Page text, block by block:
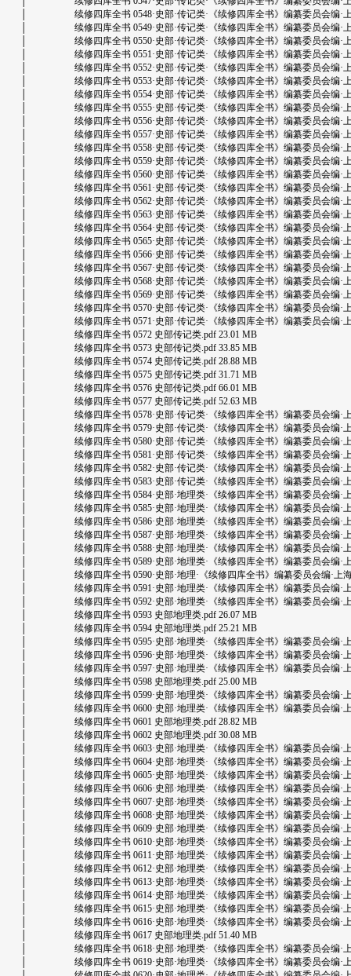
│ 续修四库全书 0548·史部·传记类·《续修四库全书》编纂委员会编·上
│ 续修四库全书 0549·史部·传记类·《续修四库全书》编纂委员会编·上
│ 续修四库全书 0550·史部·传记类·《续修四库全书》编纂委员会编·上
│ 续修四库全书 0551·史部·传记类·《续修四库全书》编纂委员会编·上
│ 续修四库全书 0552·史部·传记类·《续修四库全书》编纂委员会编·上
│ 续修四库全书 0553·史部·传记类·《续修四库全书》编纂委员会编·上
│ 续修四库全书 0554·史部·传记类·《续修四库全书》编纂委员会编·上
│ 续修四库全书 0555·史部·传记类·《续修四库全书》编纂委员会编·上
│ 续修四库全书 0556·史部·传记类·《续修四库全书》编纂委员会编·上
│ 续修四库全书 0557·史部·传记类·《续修四库全书》编纂委员会编·上
│ 续修四库全书 0558·史部·传记类·《续修四库全书》编纂委员会编·上
│ 续修四库全书 0559·史部·传记类·《续修四库全书》编纂委员会编·上
│ 续修四库全书 0560·史部·传记类·《续修四库全书》编纂委员会编·上
│ 续修四库全书 0561·史部·传记类·《续修四库全书》编纂委员会编·上
│ 续修四库全书 0562·史部·传记类·《续修四库全书》编纂委员会编·上
│ 续修四库全书 0563·史部·传记类·《续修四库全书》编纂委员会编·上
│ 续修四库全书 0564·史部·传记类·《续修四库全书》编纂委员会编·上
│ 续修四库全书 0565·史部·传记类·《续修四库全书》编纂委员会编·上
│ 续修四库全书 0566·史部·传记类·《续修四库全书》编纂委员会编·上
│ 续修四库全书 0567·史部·传记类·《续修四库全书》编纂委员会编·上
│ 续修四库全书 0568·史部·传记类·《续修四库全书》编纂委员会编·上
│ 续修四库全书 0569·史部·传记类·《续修四库全书》编纂委员会编·上
│ 续修四库全书 0570·史部·传记类·《续修四库全书》编纂委员会编·上
│ 续修四库全书 0571·史部·传记类·《续修四库全书》编纂委员会编·上
│ 续修四库全书 0572 史部传记类.pdf 23.01 MB
│ 续修四库全书 0573 史部传记类.pdf 33.85 MB
│ 续修四库全书 0574 史部传记类.pdf 28.88 MB
│ 续修四库全书 0575 史部传记类.pdf 31.71 MB
│ 续修四库全书 0576 史部传记类.pdf 66.01 MB
│ 续修四库全书 0577 史部传记类.pdf 52.63 MB
│ 续修四库全书 0578·史部·传记类·《续修四库全书》编纂委员会编·上
│ 续修四库全书 0579·史部·传记类·《续修四库全书》编纂委员会编·上
│ 续修四库全书 0580·史部·传记类·《续修四库全书》编纂委员会编·上
│ 续修四库全书 0581·史部·传记类·《续修四库全书》编纂委员会编·上
│ 续修四库全书 0582·史部·传记类·《续修四库全书》编纂委员会编·上
│ 续修四库全书 0583·史部·传记类·《续修四库全书》编纂委员会编·上
│ 续修四库全书 0584·史部·地理类·《续修四库全书》编纂委员会编·上
│ 续修四库全书 0585·史部·地理类·《续修四库全书》编纂委员会编·上
│ 续修四库全书 0586·史部·地理类·《续修四库全书》编纂委员会编·上
│ 续修四库全书 0587·史部·地理类·《续修四库全书》编纂委员会编·上
│ 续修四库全书 0588·史部·地理类·《续修四库全书》编纂委员会编·上
│ 续修四库全书 0589·史部·地理类·《续修四库全书》编纂委员会编·上
│ 续修四库全书 0590·史部·地理·《续修四库全书》编纂委员会编·上海
│ 续修四库全书 0591·史部·地理类·《续修四库全书》编纂委员会编·上
│ 续修四库全书 0592·史部·地理类·《续修四库全书》编纂委员会编·上
│ 续修四库全书 0593 史部地理类.pdf 26.07 MB
│ 续修四库全书 0594 史部地理类.pdf 25.21 MB
│ 续修四库全书 0595·史部·地理类·《续修四库全书》编纂委员会编·上
│ 续修四库全书 0596·史部·地理类·《续修四库全书》编纂委员会编·上
│ 续修四库全书 0597·史部·地理类·《续修四库全书》编纂委员会编·上
│ 续修四库全书 0598 史部地理类.pdf 25.00 MB
│ 续修四库全书 0599·史部·地理类·《续修四库全书》编纂委员会编·上
│ 续修四库全书 0600·史部·地理类·《续修四库全书》编纂委员会编·上
│ 续修四库全书 0601 史部地理类.pdf 28.82 MB
│ 续修四库全书 0602 史部地理类.pdf 30.08 MB
│ 续修四库全书 0603·史部·地理类·《续修四库全书》编纂委员会编·上
│ 续修四库全书 0604·史部·地理类·《续修四库全书》编纂委员会编·上
│ 续修四库全书 0605·史部·地理类·《续修四库全书》编纂委员会编·上
│ 续修四库全书 0606·史部·地理类·《续修四库全书》编纂委员会编·上
│ 续修四库全书 0607·史部·地理类·《续修四库全书》编纂委员会编·上
│ 续修四库全书 0608·史部·地理类·《续修四库全书》编纂委员会编·上
│ 续修四库全书 0609·史部·地理类·《续修四库全书》编纂委员会编·上
│ 续修四库全书 0610·史部·地理类·《续修四库全书》编纂委员会编·上
│ 续修四库全书 0611·史部·地理类·《续修四库全书》编纂委员会编·上
│ 续修四库全书 0612·史部·地理类·《续修四库全书》编纂委员会编·上
│ 续修四库全书 0613·史部·地理类·《续修四库全书》编纂委员会编·上
│ 续修四库全书 0614·史部·地理类·《续修四库全书》编纂委员会编·上
│ 续修四库全书 0615·史部·地理类·《续修四库全书》编纂委员会编·上
│ 续修四库全书 0616·史部·地理类·《续修四库全书》编纂委员会编·上
│ 续修四库全书 0617 史部地理类.pdf 51.40 MB
│ 续修四库全书 0618·史部·地理类·《续修四库全书》编纂委员会编·上
│ 续修四库全书 0619·史部·地理类·《续修四库全书》编纂委员会编·上